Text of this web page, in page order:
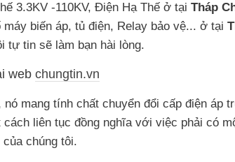
3.3KV -110KV, Điện Hạ Thế ở tại Tháp
biến áp, tủ điện, Relay bảo vệ... ở tại
tự tin sẽ làm bạn hài lòng.
web chungtin.vn
nó mang tính chất chuyển đổi cấp điện áp
liên tục đồng nghĩa với việc phải có
chúng tôi.